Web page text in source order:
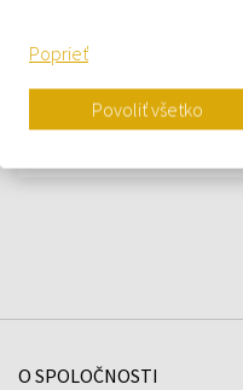
O SPOLOČNOSTI
Poprieť
Povoliť všetko